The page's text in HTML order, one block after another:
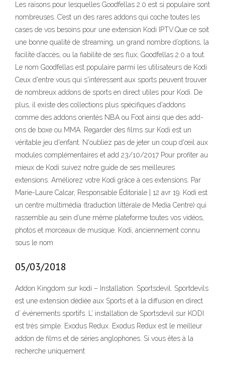
Les raisons pour lesquelles Goodfellas 2.0 est si populaire sont
nombreuses. C’est un des rares addons qui coche toutes les
cases de vos besoins pour une extension Kodi IPTV.Que ce soit
une bonne qualité de streaming, un grand nombre d’options, la
facilité d’accès, ou la fiabilité de ses flux; Goodfellas 2.0 a tout.
Le nom Goodfellas est populaire parmi les utilisateurs de Kodi
Ceux d'entre vous qui s'intéressent aux sports peuvent trouver
de nombreux addons de sports en direct utiles pour Kodi. De
plus, il existe des collections plus spécifiques d'addons
comme des addons orientés NBA ou Foot ainsi que des add-
ons de boxe ou MMA. Regarder des films sur Kodi est un
véritable jeu d'enfant. N'oubliez pas de jeter un coup d'œil aux
modules complémentaires et add 23/10/2017 Pour profiter au
mieux de Kodi suivez notre guide de ses meilleures
extensions. Améliorez votre Kodi grâce à ces extensions. Par
Marie-Laure Calcar, Responsable Éditoriale | 12 avr 19. Kodi est
un centre multimédia (traduction littérale de Media Centre) qui
rassemble au sein d’une même plateforme toutes vos vidéos,
photos et morceaux de musique. Kodi, anciennement connu
sous le nom
05/03/2018
Addon Kingdom sur kodi – Installation. Sportsdevil. Sportdevils
est une extension dédiée aux Sports et à la diffusion en direct
d’ événements sportifs. L’ installation de Sportsdevil sur KODI
est très simple. Exodus Redux. Exodus Redux est le meilleur
addon de films et de séries anglophones. Si vous êtes à la
recherche uniquement